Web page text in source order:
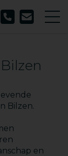
Bilzen.
en